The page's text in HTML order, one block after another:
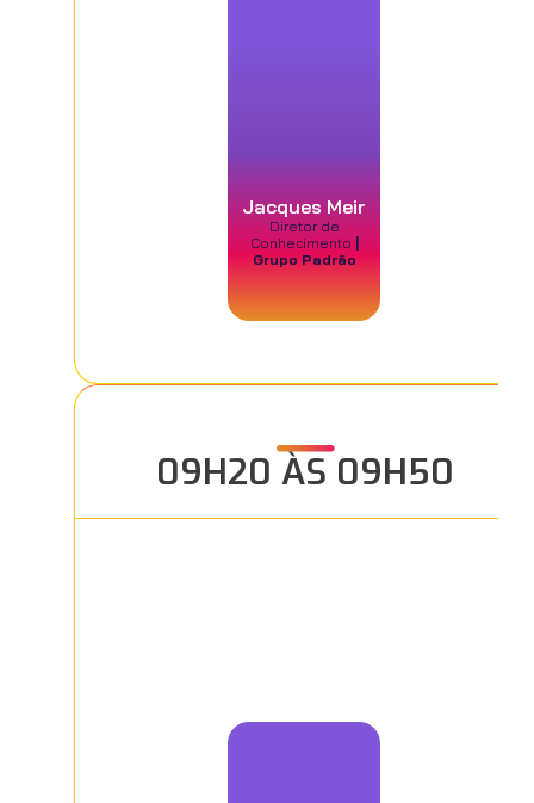
Jacques Meir
Diretor de
Conhecimento
Grupo Padrão
09H20 ÀS 09H50